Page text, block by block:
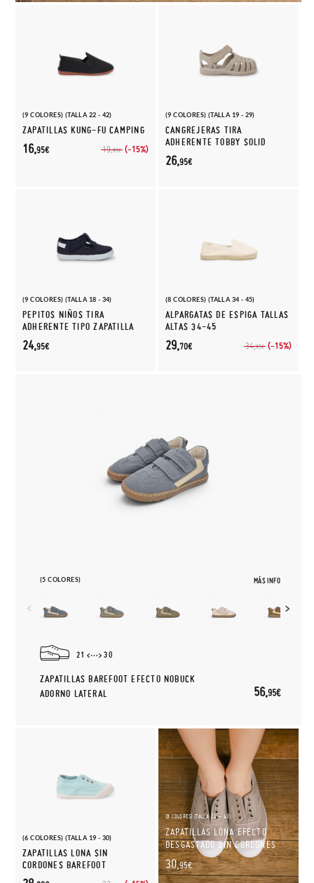
(9 COLORES) (TALLA 22 - 42)
ZAPATILLAS KUNG-FU CAMPING
19,95€ (-15%)
16,95€
(9 COLORES) (TALLA 19 - 29)
CANGREJERAS TIRA
ADHERENTE TOBBY SOLID
26,95€
(9 COLORES) (TALLA 18 - 34)
PEPITOS NIÑOS TIRA
ADHERENTE TIPO ZAPATILLA
24,95€
(8 COLORES) (TALLA 34 - 45)
ALPARGATAS DE ESPIGA TALLAS
ALTAS 34-45
34,95€ (-15%)
29,70€
(5 COLORES) MÁS INFO
21 30
ZAPATILLAS BAREFOOT EFECTO NOBUCK
ADORNO LATERAL
56,95€
(6 COLORES) (TALLA 19 - 30)
ZAPATILLAS LONA SIN
CORDONES BAREFOOT
(8 COLORES) (TALLA 24 - 43)
ZAPATILLAS LONA EFECTO
DESGASTADO SIN CORDONES
30,95€